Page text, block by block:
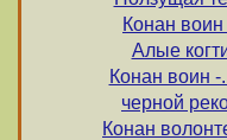
Конан воин
Алые
Конан воин -
черной
Конан